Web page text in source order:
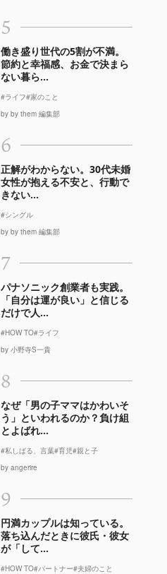
5
働き盛り世代の5割が不満。
節約と幸福感、お金で決まら
ない暮ら...
#ライフ#家のこと
by by them 編集部
6
正解がわからない。30代未婚
女性が抱える不安と、行動で
きない...
#シングル
by by them 編集部
7
パナソニック創業者も実践。
「自分は運が良い」と信じる
だけで人...
#HOW TO#ライフ
by 小野寺S一貴
8
なぜ「男の子ママはかわいそ
う」といわれるのか？負け組
とよばれ...
#私しばる、言葉#育児#親と子
by angerire
9
円満カップルは知っている。
落ち込んだときに彼氏・彼女
が「して...
#HOW TO#パートナー#夫婦のこと